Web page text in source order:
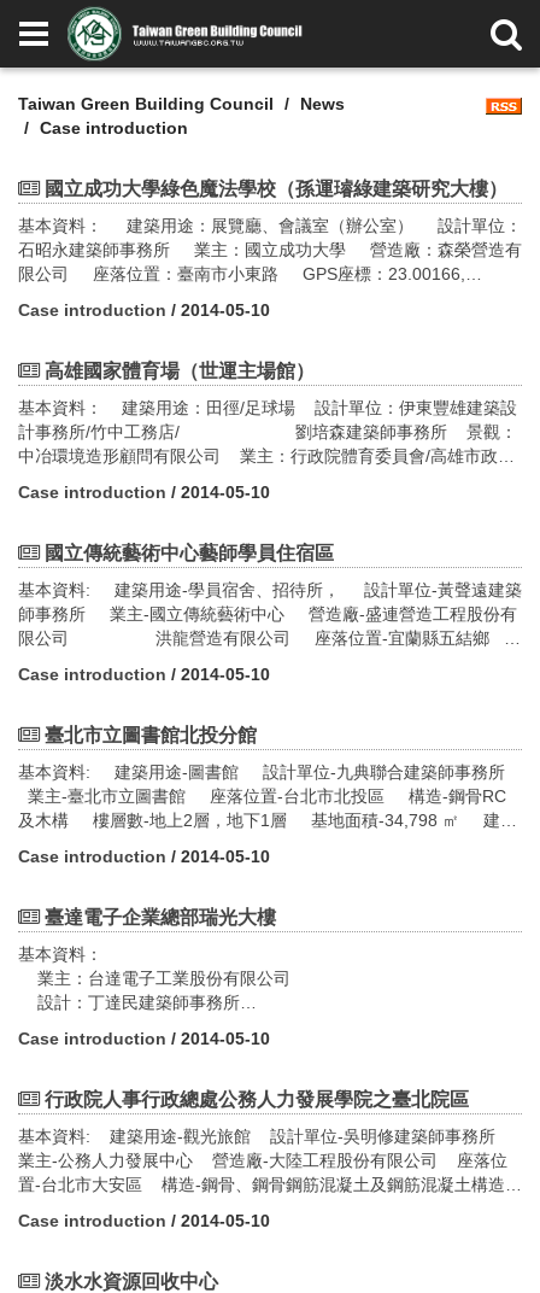
Taiwan Green Building Council
News
Case introduction
國立成功大學綠色魔法學校（孫運璿綠建築研究大樓）
基本資料： 建築用途：展覽廳、會議室（辦公室） 設計單位：
石昭永建築師事務所 業主：國立成功大學 營造廠：森榮營造有
限公司 座落位置：臺南市小東路 GPS座標：23.00166,
基地面積：80,283㎡ 建築面積：1,397.88 ㎡ 建蔽率：27.11%
工時間：2009年05月~2010年12月
Case introduction / 2014-05-10
高雄國家體育場（世運主場館）
基本資料： 建築用途：田徑/足球場 設計單位：伊東豐雄建築設
計事務所/竹中工務店/ 劉培森建築師事務所 景觀：
中冶環境造形顧問有限公司 業主：行政院體育委員會/高雄市政府
雄市左營區世運大道100號 GPS座標：22.70241, 120.29463 構
積：189012 ㎡ 建築面積：25553.46 ㎡ 建蔽率：13.52% 容
間：2006年09月~2009年01月
Case introduction / 2014-05-10
國立傳統藝術中心藝師學員住宿區
基本資料: 建築用途-學員宿舍、招待所， 設計單位-黃聲遠建築
師事務所 業主-國立傳統藝術中心 營造廠-盛連營造工程股份有
限公司 洪龍營造有限公司 座落位置-宜蘭縣五結鄉
積-239,402 ㎡ 建築面積-4,286 ㎡ 建蔽率-11.45% 容積
年9月
Case introduction / 2014-05-10
臺北市立圖書館北投分館
基本資料: 建築用途-圖書館 設計單位-九典聯合建築師事務所
業主-臺北市立圖書館 座落位置-台北市北投區 構造-鋼骨RC
及木構 樓層數-地上2層，地下1層 基地面積-34,798 ㎡ 建築
Case introduction / 2014-05-10
臺達電子企業總部瑞光大樓
基本資料：
業主：台達電子工業股份有限公司
設計：丁達民建築師事務所
建築面積：2414.51平方公尺
實際建蔽率：47.5％
建築類型：廠辦類建築
通過指標：鑽石級，舊建築物改善類（RN）（2012年版），空調
技術、照明技術、其他建築設施相關減碳技術
Case introduction / 2014-05-10
行政院人事行政總處公務人力發展學院之臺北院區
基本資料: 建築用途-觀光旅館 設計單位-吳明修建築師事務所
業主-公務人力發展中心 營造廠-大陸工程股份有限公司 座落位
置-台北市大安區 構造-鋼骨、鋼骨鋼筋混凝土及鋼筋混凝土構造
㎡ 建蔽率-27.5% 容積率-335% 設計期間-1995年~1996年10
Case introduction / 2014-05-10
淡水水資源回收中心